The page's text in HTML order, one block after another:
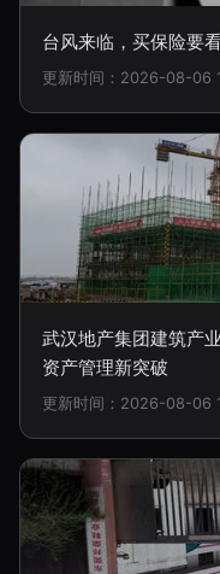
台风来临，买保险要
更新时间：2026-08-06
武汉地产集团建筑产
资产管理新突破
更新时间：2026-08-06